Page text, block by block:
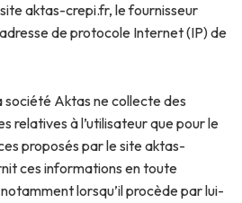
aktas-crepi.fr, le fournisseur
de protocole Internet (IP) de
société Aktas ne collecte des
relatives à l’utilisateur que pour le
proposés par le site aktas-
ces informations en toute
lorsqu’il procède par lui-